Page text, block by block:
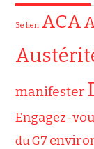
3e lien ACA
manifester
Engagez-
du G7